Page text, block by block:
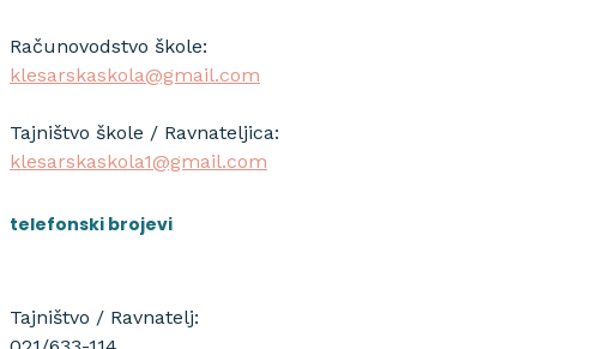
Računovodstvo škole:
klesarskaskola@gmail.com
Tajništvo škole / Ravnateljica:
klesarskaskola1@gmail.com
telefonski brojevi
Tajništvo / Ravnatelj: